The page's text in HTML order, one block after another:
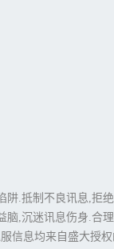
阱.抵制不良讯息,拒
脑,沉迷讯息伤身.合
信息均来自盛大授